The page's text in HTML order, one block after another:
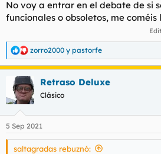
No voy a entrar en el debate de si
funcionales o obsoletos, me coméis
R
e
a
c
i
e
s
zorro2000 y pastorfe
Retraso Deluxe
Clásico
5 Sep 2021
saltagradas rebuznó: